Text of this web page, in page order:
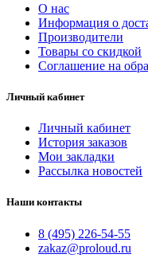
О нас
Информация о
Производители
Товары со скидкой
Соглашение на
Личный кабинет
Личный кабинет
История заказов
Мои закладки
Рассылка новостей
Наши контакты
8 (495) 226-54-55
zakaz@proloud.ru